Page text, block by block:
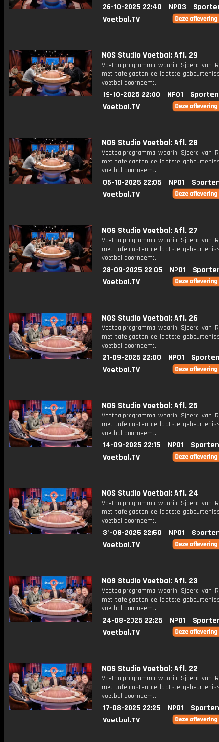
26-10-2025 22:40 NPO3
Voetbal.TV
NOS Studio Voetbal: Afl. 29
Voetbalprogramma waarin Sjoerd van
met tafelgasten de laatste
voetbal doorneemt.
19-10-2025 22:00 NPO1
Voetbal.TV
NOS Studio Voetbal: Afl. 28
Voetbalprogramma waarin Sjoerd van
met tafelgasten de laatste
voetbal doorneemt.
05-10-2025 22:05 NPO1
Voetbal.TV
NOS Studio Voetbal: Afl. 27
Voetbalprogramma waarin Sjoerd van
met tafelgasten de laatste
voetbal doorneemt.
28-09-2025 22:05 NPO1
Voetbal.TV
NOS Studio Voetbal: Afl. 26
Voetbalprogramma waarin Sjoerd van
met tafelgasten de laatste
voetbal doorneemt.
21-09-2025 22:00 NPO1
Voetbal.TV
NOS Studio Voetbal: Afl. 25
Voetbalprogramma waarin Sjoerd van
met tafelgasten de laatste
voetbal doorneemt.
14-09-2025 22:15 NPO1
Voetbal.TV
NOS Studio Voetbal: Afl. 24
Voetbalprogramma waarin Sjoerd van
met tafelgasten de laatste
voetbal doorneemt.
31-08-2025 22:50 NPO1
Voetbal.TV
NOS Studio Voetbal: Afl. 23
Voetbalprogramma waarin Sjoerd van
met tafelgasten de laatste
voetbal doorneemt.
24-08-2025 22:25 NPO1
Voetbal.TV
NOS Studio Voetbal: Afl. 22
Voetbalprogramma waarin Sjoerd van
met tafelgasten de laatste
voetbal doorneemt.
17-08-2025 22:25 NPO1
Voetbal.TV